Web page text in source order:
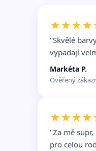
"Skvělé
vypadají
Markéta P.
Ověřený
"Za mě
pro celou